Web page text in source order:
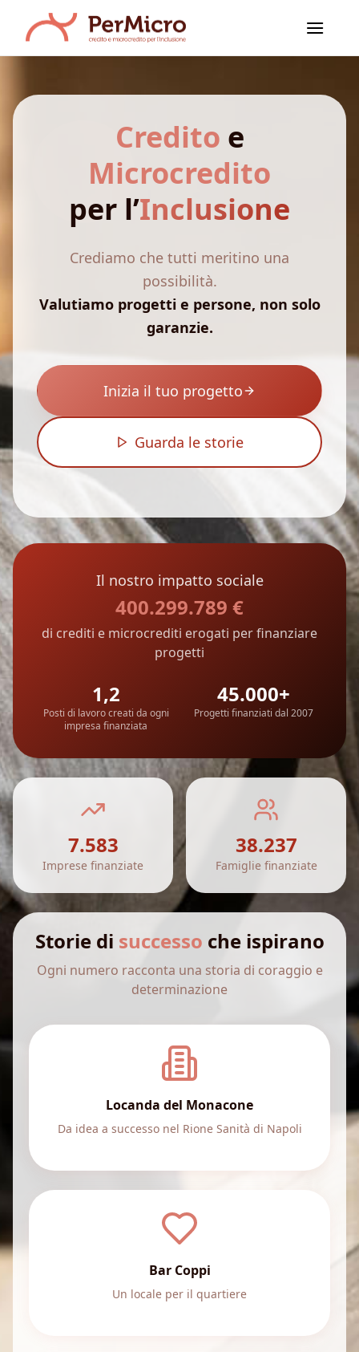
contenuti
Credito e
Microcredito
per l’Inclusione
Crediamo che tutti meritino una
possibilità.
Valutiamo progetti e persone, non solo
garanzie.
Inizia il tuo progetto
Guarda le storie
Il nostro impatto sociale
400.299.789 €
di crediti e microcrediti erogati per finanziare
progetti
1,2
Posti di lavoro creati da ogni
impresa finanziata
45.000+
Progetti finanziati dal 2007
7.583
Imprese finanziate
38.237
Famiglie finanziate
Storie di successo che ispirano
Ogni numero racconta una storia di coraggio e
determinazione
Locanda del Monacone
Da idea a successo nel Rione Sanità di Napoli
Bar Coppi
Un locale per il quartiere